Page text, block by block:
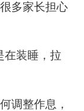
多家长担心
装睡，拉
调整作息，